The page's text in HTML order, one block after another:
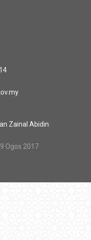
Zainal Abidin
Ogos 2017